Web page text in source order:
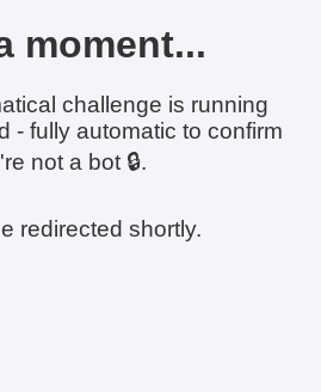
moment...
challenge is running
- fully automatic to confirm
not a bot 🔒.
redirected shortly.